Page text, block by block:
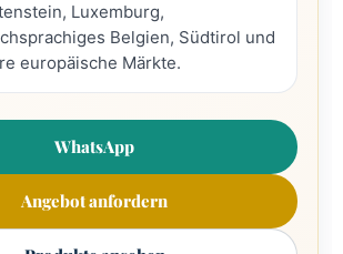
Luxemburg,
Belgien, Südtirol und
europäische Märkte.
WhatsApp
Angebot anfordern